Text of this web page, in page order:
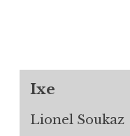
Ixe
Lionel Soukaz